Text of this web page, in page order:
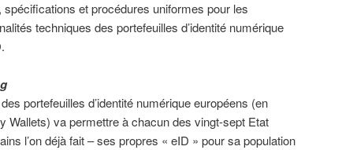
spécifications et procédures uniformes pour les
techniques des portefeuilles d’identité numérique
portefeuilles d’identité numérique européens (en
Wallets) va permettre à chacun des vingt-sept Etat
l’on déjà fait – ses propres « eID » pour sa population